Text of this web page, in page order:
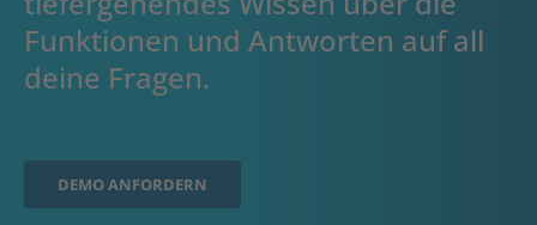
Funktionen und Antworten auf all
deine Fragen.
DEMO ANFORDERN